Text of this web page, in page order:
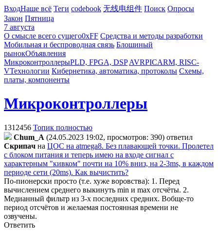
ВходНаше всё Теги codebook 无线电组件 Поиск Опросы
Закон Пятница
7 августа
О смысле всего сущего0xFF Средства и методы разработки
Мобильная и беспроводная связь Блошиный
рынокОбъявления
МикроконтроллерыPLD, FPGA, DSP AVRPICARM, RISC-
VТехнологии Кибернетика, автоматика, протоколы Схемы,
платы, компоненты
Микроконтроллеры
1312456 Топик полностью
Chum_A (24.05.2023 19:02, просмотров: 390) ответил
Cкpипaч на ЦОС на atmega8. Без плавающей точки. Пролетел
с блоком питания и теперь имею на входе сигнал с
характерным "кивком" почти на 10% вниз, на 2-3ms, в каждом
периоде сети (20ms). Как вычистить?
По-пионерски просто (т.е. хуже воровства): 1. Перед
вычислением среднего выкинуть min и max отсчёты. 2.
Медианный фильтр из 3-х последних средних. Вобще-то
период отсчётов и желаемая постоянная времени не
озвучены.
Ответить